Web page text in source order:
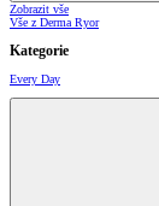
Zobrazit vše
Vše z Derma Ryor
Kategorie
Every Day